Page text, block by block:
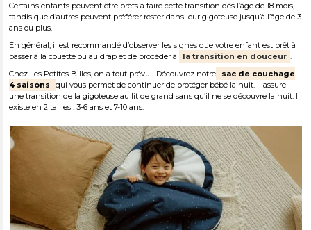
Certains enfants peuvent être prêts à faire cette transition dès l’âge de 18 mois,
tandis que d’autres peuvent préférer rester dans leur gigoteuse jusqu’à l’âge de 3
ans ou plus.
En général, il est recommandé d’observer les signes que votre enfant est prêt à
passer à la couette ou au drap et de procéder à
la transition en douceur .
Chez Les Petites Billes, on a tout prévu ! Découvrez notre
sac de couchage
4 saisons
qui vous permet de continuer de protéger bébé la nuit. Il assure
une transition de la gigoteuse au lit de grand sans qu’il ne se découvre la nuit. Il
existe en 2 tailles : 3-6 ans et 7-10 ans.